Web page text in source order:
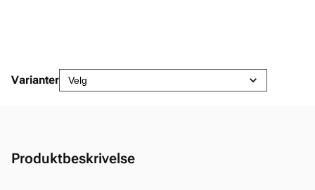
Varianter
Produktbeskrivelse